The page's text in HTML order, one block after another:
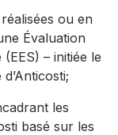
ou en
Évaluation
– initiée le
les
basé sur les